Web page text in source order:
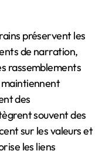
préservent les
de narration,
rassemblements
des
souvent des
sur les valeurs et
les liens